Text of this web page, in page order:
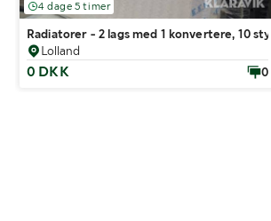
4 dage 5 timer
Radiatorer - 2 lags med 1 konvertere, 10 styk
Lolland
0 DKK 0